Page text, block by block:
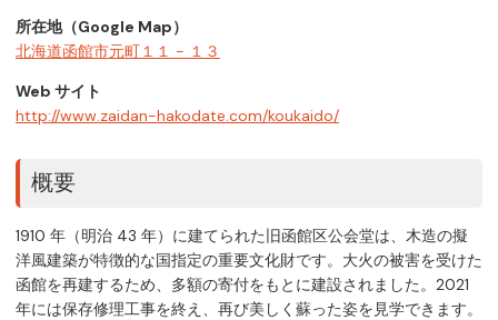
所在地（Google Map）
北海道函館市元町１１ − １３
Web サイト
http://www.zaidan-hakodate.com/koukaido/
概要
1910 年（明治 43 年）に建てられた旧函館区公会堂は、木造の擬
洋風建築が特徴的な国指定の重要文化財です。大火の被害を受けた
函館を再建するため、多額の寄付をもとに建設されました。2021
年には保存修理工事を終え、再び美しく蘇った姿を見学できます。